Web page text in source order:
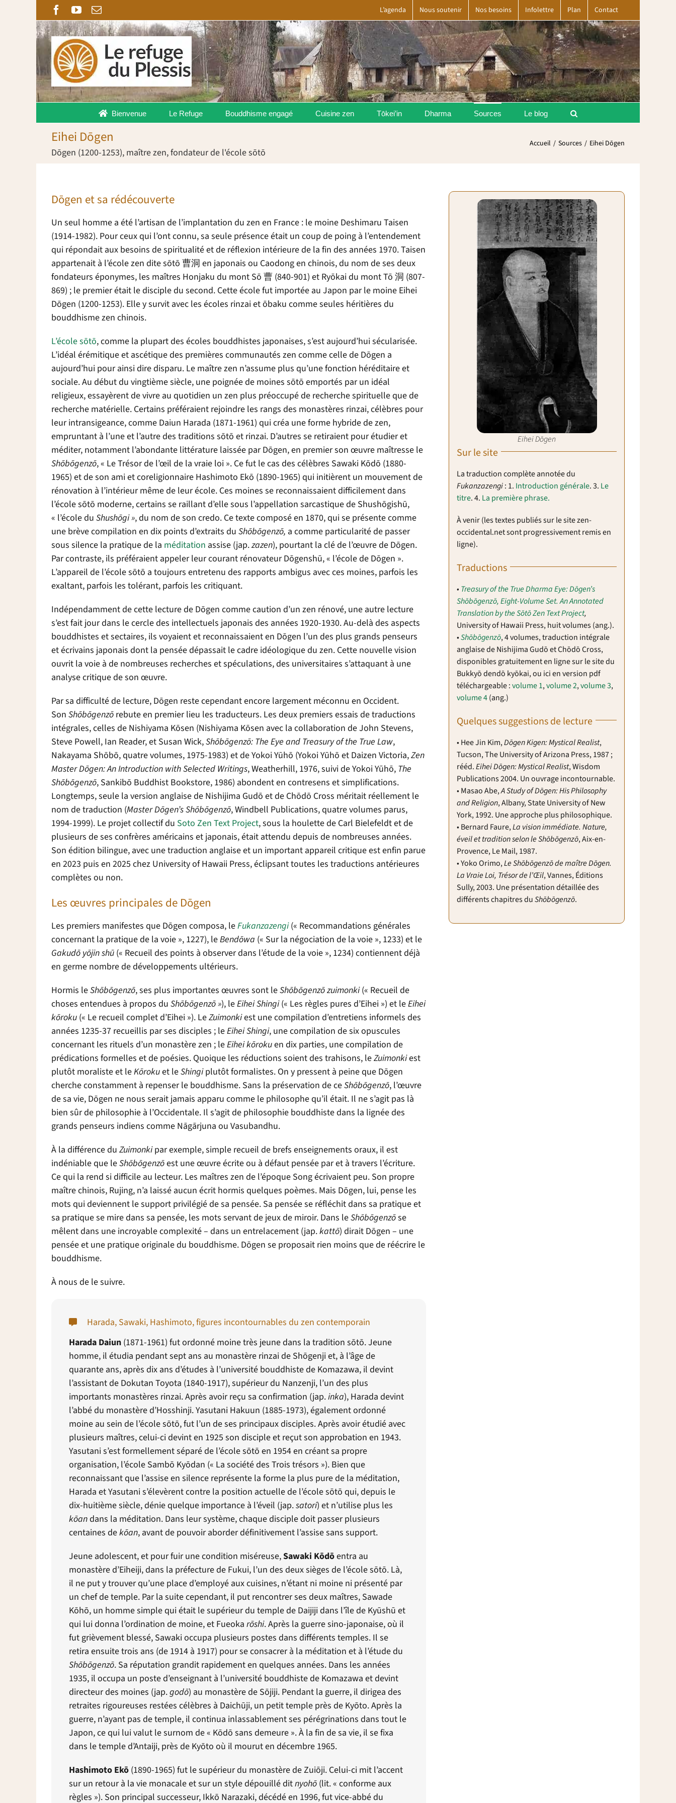
Facebook
YouTube
Email L’agenda Nous soutenir Nos besoins Infolettre Plan Contact
Bienvenue Le Refuge Bouddhisme engagé Cuisine zen Tōkei’in Dharma Sources Le blog
Eihei Dōgen
Dōgen (1200-1253), maître zen, fondateur de l'école sōtō
Accueil Sources Eihei Dōgen
Dōgen et sa rédécouverte
Un seul homme a été l’artisan de l’implantation du zen en France : le moine Deshimaru Taisen
(1914-1982). Pour ceux qui l’ont connu, sa seule présence était un coup de poing à l’entendement
qui répondait aux besoins de spiritualité et de réflexion intérieure de la fin des années 1970. Taisen
appartenait à l’école zen dite sōtō 曹洞 en japonais ou Caodong en chinois, du nom de ses deux
fondateurs éponymes, les maîtres Honjaku du mont Sō 曹(840-901) et Ryōkai du mont Tō 洞 (807-
869) ; le premier était le disciple du second. Cette école fut importée au Japon par le moine Eihei
Dōgen (1200-1253). Elle y survit avec les écoles rinzai etōbaku comme seules héritières du
bouddhisme zen chinois.
L’école sōtō, comme la plupart des écoles bouddhistes japonaises, s’est aujourd’hui sécularisée.
L’idéal érémitique et ascétique des premières communautés zen comme celle de Dōgen a
aujourd’hui pour ainsi dire disparu. Le maître zen n’assume plus qu’une fonction héréditaire et
sociale. Au début du vingtième siècle, une poignée de moines sōtō emportés par un idéal
religieux, essayèrent de vivre au quotidien un zen plus préoccupé de recherche spirituelle que de
recherche matérielle. Certains préféraient rejoindre les rangs des monastères rinzai, célèbres pour
leur intransigeance, comme Daiun Harada (1871-1961) qui créa une forme hybride de zen,
empruntant à l’une et l’autre des traditions sōtō et rinzai. D’autres se retiraient pour étudier et
méditer, notamment l’abondante littérature laissée par Dōgen, en premier son œuvre maîtresse le
Shōbōgenzō, « Le Trésor de l’œil de la vraie loi ». Ce fut le cas des célèbres Sawaki Kōdō (1880-
1965) et de son ami et coreligionnaire Hashimoto Ekō (1890-1965) qui initièrent un mouvement de
rénovation à l’intérieur même de leur école. Ces moines se reconnaissaient difficilement dans
l’école sōtō moderne, certains se raillant d’elle sous l’appellation sarcastique de Shushōgishū,
« l’école du Shushōgi », du nom de son credo. Ce texte composé en 1870, qui se présente comme
une brève compilation en dix points d’extraits du Shōbōgenzō, a comme particularité de passer
sous silence la pratique de la méditation assise (jap.zazen), pourtant la clé de l’œuvre de Dōgen.
Par contraste, ils préféraient appeler leur courant rénovateur Dōgenshū, « l’école de Dōgen ».
L’appareil de l’école sōtō a toujours entretenu des rapports ambigus avec ces moines, parfois les
exaltant, parfois les tolérant, parfois les critiquant.
Indépendamment de cette lecture de Dōgen comme caution d’un zen rénové, une autre lecture
s’est fait jour dans le cercle des intellectuels japonais des années 1920-1930. Au-delà des aspects
bouddhistes et sectaires, ils voyaient et reconnaissaient en Dōgen l’un des plus grands penseurs
et écrivains japonais dont la pensée dépassait le cadre idéologique du zen. Cette nouvelle vision
ouvrit la voie à de nombreuses recherches et spéculations, des universitaires s’attaquant à une
analyse critique de son œuvre.
Par sa difficulté de lecture, Dōgen reste cependant encore largement méconnu en Occident.
Son Shōbōgenzōrebute en premier lieu les traducteurs. Les deux premiers essais de traductions
intégrales, celles de Nishiyama Kōsen (Nishiyama Kōsen avec la collaboration de John Stevens,
Steve Powell, Ian Reader, et Susan Wick,Shōbōgenzō: The Eye and Treasury of the True Law,
Nakayama Shōbō, quatre volumes, 1975-1983) et de Yokoi Yūhō (Yokoi Yūhō et Daizen Victoria,Zen
Master Dōgen: An Introduction with Selected Writings, Weatherhill, 1976, suivi de Yokoi Yūhō, The
Shōbōgenzō, Sankibō Buddhist Bookstore, 1986) abondent en contresens et simplifications.
Longtemps, seule la version anglaise de Nishijima Gudō et de Chōdō Cross méritait réellement le
nom de traduction (Master Dōgen’s Shōbōgenzō, Windbell Publications, quatre volumes parus,
1994-1999). Le projet collectif du Soto Zen Text Project, sous la houlette de Carl Bielefeldt et de
plusieurs de ses confrères américains et japonais, était attendu depuis de nombreuses années.
Son édition bilingue, avec une traduction anglaise et un important appareil critique est enfin parue
en 2023 puis en 2025 chez University of Hawaii Press, éclipsant toutes les traductions antérieures
complètes ou non.
Les œuvres principales de Dōgen
Les premiers manifestes que Dōgen composa, leFukanzazengi(« Recommandations générales
concernant la pratique de la voie », 1227), leBendōwa (« Sur la négociation de la voie », 1233) et le
Gakudōyōjin shū(« Recueil des points à observer dans l’étude de la voie », 1234) contiennent déjà
en germe nombre de développements ultérieurs.
Hormis leShōbōgenzō, ses plus importantes œuvres sont leShōbōgenzōzuimonki(« Recueil de
choses entendues à propos du Shōbōgenzō »), leEihei Shingi(« Les règles pures d’Eihei ») et leEihei
kōroku(« Le recueil complet d’Eihei »). LeZuimonkiest une compilation d’entretiens informels des
années 1235-37 recueillis par ses disciples ; leEihei Shingi, une compilation de six opuscules
concernant les rituels d’un monastère zen ; leEihei kōrokuen dix parties, une compilation de
prédications formelles et de poésies. Quoique les réductions soient des trahisons, leZuimonkiest
plutôt moraliste et leKōrokuet leShingiplutôt formalistes. On y pressent à peine que Dōgen
cherche constamment à repenser le bouddhisme. Sans la préservation de ceShōbōgenzō, l’œuvre
de sa vie, Dōgen ne nous serait jamais apparu comme le philosophe qu’il était. Il ne s’agit pas là
bien sûr de philosophie à l’Occidentale. Il s’agit de philosophie bouddhiste dans la lignée des
grands penseurs indiens comme Nāgārjuna ou Vasubandhu.
À la différence du Zuimonkipar exemple, simple recueil de brefs enseignements oraux, il est
indéniable que leShōbōgenzōest une œuvre écrite ou à défaut pensée par et à travers l’écriture.
Ce qui la rend si difficile au lecteur. Les maîtres zen de l’époque Song écrivaient peu. Son propre
maître chinois, Rujing, n’a laissé aucun écrit hormis quelques poèmes. Mais Dōgen, lui, pense les
mots qui deviennent le support privilégié de sa pensée. Sa pensée se réfléchit dans sa pratique et
sa pratique se mire dans sa pensée, les mots servant de jeux de miroir. Dans leShōbōgenzōse
mêlent dans une incroyable complexité – dans un entrelacement (jap.kattō) dirait Dōgen – une
pensée et une pratique originale du bouddhisme. Dōgen se proposait rien moins que de réécrire le
bouddhisme.
À nous de le suivre.
Harada, Sawaki, Hashimoto, figures incontournables du zen contemporain
Harada Daiun(1871-1961) fut ordonné moine très jeune dans la tradition sōtō. Jeune
homme, il étudia pendant sept ans au monastère rinzai de Shōgenji et, à l’âge de
quarante ans, après dix ans d’études à l’université bouddhiste de Komazawa, il devint
l’assistant de Dokutan Toyota (1840-1917), supérieur du Nanzenji, l’un des plus
importants monastères rinzai. Après avoir reçu sa confirmation (jap.inka), Harada devint
l’abbé du monastère d’Hosshinji. Yasutani Hakuun (1885-1973), également ordonné
moine au sein de l’école sōtō, fut l’un de ses principaux disciples. Après avoir étudié avec
plusieurs maîtres, celui-ci devint en 1925 son disciple et reçut son approbation en 1943.
Yasutani s’est formellement séparé de l’école sōtō en 1954 en créant sa propre
organisation, l’école Sambō Kyōdan (« La société des Trois trésors »). Bien que
reconnaissant que l’assise en silence représente la forme la plus pure de la méditation,
Harada et Yasutani s’élevèrent contre la position actuelle de l’école sōtō qui, depuis le
dix-huitième siècle, dénie quelque importance à l’éveil (jap.satori) et n’utilise plus les
kōandans la méditation. Dans leur système, chaque disciple doit passer plusieurs
centaines dekōan, avant de pouvoir aborder définitivement l’assise sans support.
Jeune adolescent, et pour fuir une condition miséreuse,Sawaki Kōdōentra au
monastère d’Eiheiji, dans la préfecture de Fukui, l’un des deux sièges de l’école sōtō. Là,
il ne put y trouver qu’une place d’employé aux cuisines, n’étant ni moine ni présenté par
un chef de temple. Par la suite cependant, il put rencontrer ses deux maîtres, Sawade
Kōhō, un homme simple qui était le supérieur du temple de Daijiji dans l’île de Kyūshū et
qui lui donna l’ordination de moine, et Fueoka rōshi. Après la guerre sino-japonaise, où il
fut grièvement blessé, Sawaki occupa plusieurs postes dans différents temples. Il se
retira ensuite trois ans (de 1914 à 1917) pour se consacrer à la méditation et à l’étude du
Shōbōgenzō. Sa réputation grandit rapidement en quelques années. Dans les années
1935, il occupa un poste d’enseignant à l’université bouddhiste de Komazawa et devint
directeur des moines (jap.godō) au monastère de Sōjiji. Pendant la guerre, il dirigea des
retraites rigoureuses restées célèbres à Daichūji, un petit temple près de Kyōto. Après la
guerre, n’ayant pas de temple, il continua inlassablement ses pérégrinations dans tout le
Japon, ce qui lui valut le surnom de « Kōdō sans demeure ». À la fin de sa vie, il se fixa
dans le temple d’Antaiji, près de Kyōto où il mourut en décembre 1965.
Hashimoto Ekō(1890-1965) fut le supérieur du monastère de Zuiōji. Celui-ci mit l’accent
sur un retour à la vie monacale et sur un style dépouillé ditnyohō(lit. « conforme aux
règles »). Son principal successeur, Ikkō Narazaki, décédé en 1996, fut vice-abbé du
Eihei Dōgen
Sur le site
La traduction complète annotée du
Fukanzazengi: 1. Introduction générale. 3. Le
titre. 4. La première phrase.
À venir (les textes publiés sur le site zen-
occidental.net sont progressivement remis en
ligne).
Traductions
• Treasury of the True Dharma Eye: Dōgen’s
Shōbōgenzō, Eight-Volume Set. An Annotated
Translation by the Sōtō Zen Text Project,
University of Hawaii Press, huit volumes (ang.).
•Shōbōgenzō, 4 volumes, traduction intégrale
anglaise de Nishijima Gudōet ChōdōCross,
disponibles gratuitement en ligne sur le site du
Bukkyōdendō kyōkai, ou ici en version pdf
téléchargeable :volume 1,volume 2,volume 3,
volume 4(ang.)
Quelques suggestions de lecture
• Hee Jin Kim,Dōgen Kigen: Mystical Realist,
Tucson, The University of Arizona Press, 1987 ;
rééd.Eihei Dōgen: Mystical Realist, Wisdom
Publications 2004. Un ouvrage incontournable.
• Masao Abe,A Study of Dōgen: His Philosophy
and Religion, Albany, State University of New
York, 1992. Une approche plus philosophique.
• Bernard Faure,La vision immédiate. Nature,
éveil et tradition selon le Shōbōgenzō, Aix-en-
Provence, Le Mail, 1987.
• Yoko Orimo,Le Shōbōgenzōde maître Dōgen.
La Vraie Loi, Trésor de l’Œil, Vannes, Éditions
Sully, 2003. Une présentation détaillée des
différents chapitres duShōbōgenzō.